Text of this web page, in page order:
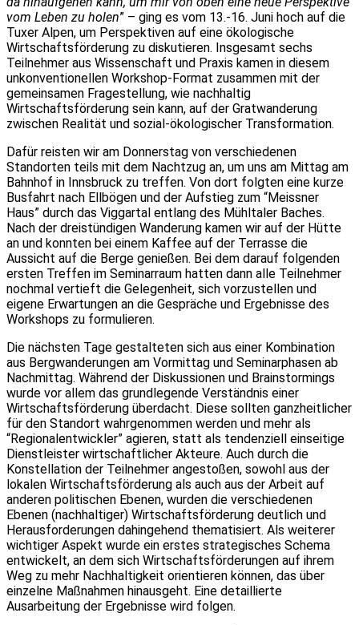
vom Leben zu holen” – ging es vom 13.-16. Juni hoch auf die
Tuxer Alpen, um Perspektiven auf eine ökologische
Wirtschaftsförderung zu diskutieren. Insgesamt sechs
Teilnehmer aus Wissenschaft und Praxis kamen in diesem
unkonventionellen Workshop-Format zusammen mit der
gemeinsamen Fragestellung, wie nachhaltig
Wirtschaftsförderung sein kann, auf der Gratwanderung
zwischen Realität und sozial-ökologischer Transformation.
Dafür reisten wir am Donnerstag von verschiedenen
Standorten teils mit dem Nachtzug an, um uns am Mittag am
Bahnhof in Innsbruck zu treffen. Von dort folgten eine kurze
Busfahrt nach Ellbögen und der Aufstieg zum “Meissner
Haus” durch das Viggartal entlang des Mühltaler Baches.
Nach der dreistündigen Wanderung kamen wir auf der Hütte
an und konnten bei einem Kaffee auf der Terrasse die
Aussicht auf die Berge genießen. Bei dem darauf folgenden
ersten Treffen im Seminarraum hatten dann alle Teilnehmer
nochmal vertieft die Gelegenheit, sich vorzustellen und
eigene Erwartungen an die Gespräche und Ergebnisse des
Workshops zu formulieren.
Die nächsten Tage gestalteten sich aus einer Kombination
aus Bergwanderungen am Vormittag und Seminarphasen ab
Nachmittag. Während der Diskussionen und Brainstormings
wurde vor allem das grundlegende Verständnis einer
Wirtschaftsförderung überdacht. Diese sollten ganzheitlicher
für den Standort wahrgenommen werden und mehr als
“Regionalentwickler” agieren, statt als tendenziell einseitige
Dienstleister wirtschaftlicher Akteure. Auch durch die
Konstellation der Teilnehmer angestoßen, sowohl aus der
lokalen Wirtschaftsförderung als auch aus der Arbeit auf
anderen politischen Ebenen, wurden die verschiedenen
Ebenen (nachhaltiger) Wirtschaftsförderung deutlich und
Herausforderungen dahingehend thematisiert. Als weiterer
wichtiger Aspekt wurde ein erstes strategisches Schema
entwickelt, an dem sich Wirtschaftsförderungen auf ihrem
Weg zu mehr Nachhaltigkeit orientieren können, das über
einzelne Maßnahmen hinausgeht. Eine detaillierte
Ausarbeitung der Ergebnisse wird folgen.